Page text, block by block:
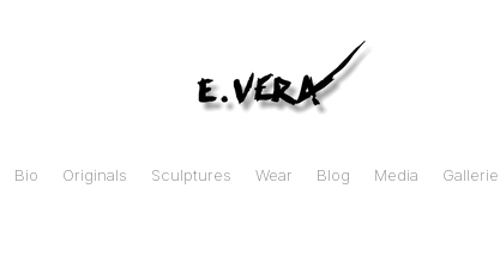
Bio Originals Sculptures Wear Blog Media